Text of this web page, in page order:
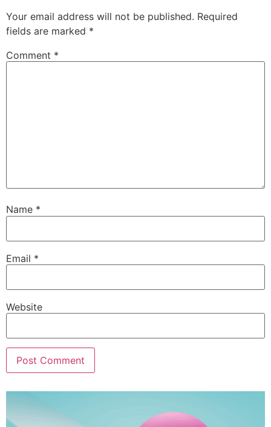
Your email address will not be published. Required
fields are marked *
Comment *
Name *
Email *
Website